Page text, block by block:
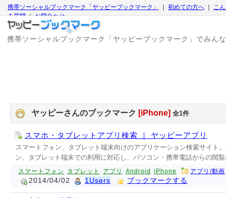
携帯ソーシャルブックマーク「ヤッピーブックマーク」 初めての方へ
こ
る質問｜お問合わせ
携帯ソーシャルブックマーク「ヤッピーブックマーク」でみん
ヤッピーさんのブックマーク [iPhone] 全1件
スマホ・タブレットアプリ検索 ｜ ヤッピーアプリ
スマートフォン、タブレット端末向けのアプリケーション検索サイト
ン、タブレット端末での利用に対応し、パソコン・携帯電話からの閲
スマートフォン タブレット アプリ Android iPhone アプリ/動画
2014/04/02 1Users ブックマークする